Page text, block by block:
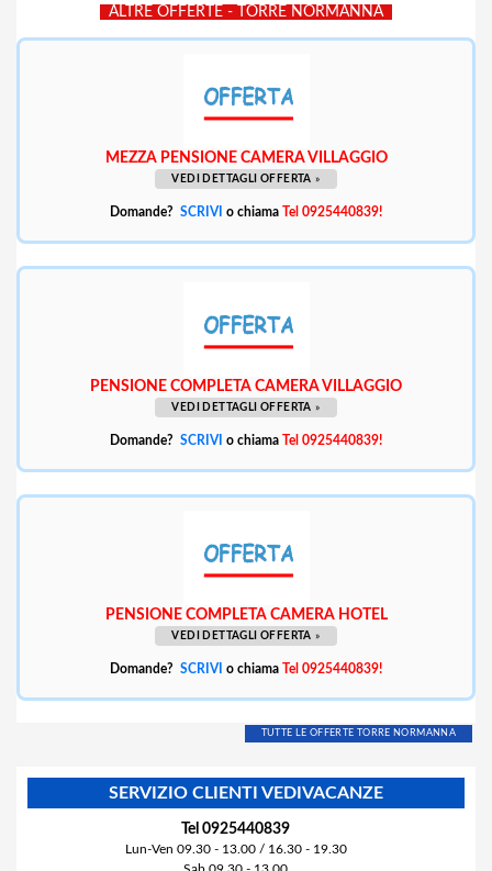
ALTRE OFFERTE - TORRE NORMANNA
MEZZA PENSIONE CAMERA VILLAGGIO
VEDI DETTAGLI OFFERTA »
Domande? SCRIVI o chiama Tel 0925440839!
PENSIONE COMPLETA CAMERA VILLAGGIO
VEDI DETTAGLI OFFERTA »
Domande? SCRIVI o chiama Tel 0925440839!
PENSIONE COMPLETA CAMERA HOTEL
VEDI DETTAGLI OFFERTA »
Domande? SCRIVI o chiama Tel 0925440839!
TUTTE LE OFFERTE TORRE NORMANNA
SERVIZIO CLIENTI VEDIVACANZE
Tel 0925440839
Lun-Ven 09.30 - 13.00 / 16.30 - 19.30